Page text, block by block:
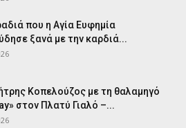
που η Αγία Ευφημία
ξανά με την καρδιά...
Κοπελούζος με τη θαλαμηγό
στον Πλατύ Γιαλό –...